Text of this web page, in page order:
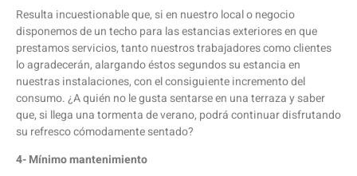
Resulta incuestionable que, si en nuestro local o negocio
disponemos de un techo para las estancias exteriores en que
prestamos servicios, tanto nuestros trabajadores como clientes
lo agradecerán, alargando éstos segundos su estancia en
nuestras instalaciones, con el consiguiente incremento del
consumo. ¿A quién no le gusta sentarse en una terraza y saber
que, si llega una tormenta de verano, podrá continuar disfrutando
su refresco cómodamente sentado?
4- Mínimo mantenimiento